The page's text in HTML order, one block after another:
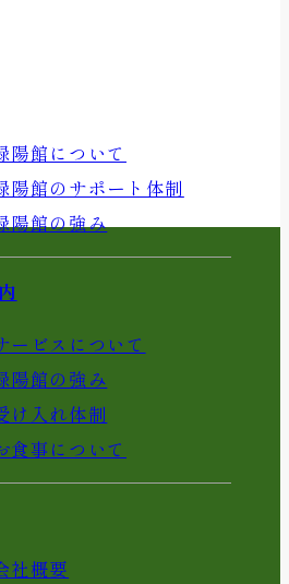
陽館について
陽館のサポート体制
陽館の強み
ービスについて
陽館の強み
け入れ体制
食事について
社概要